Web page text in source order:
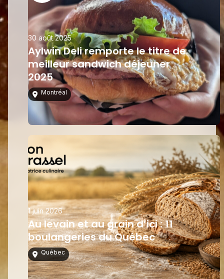
30 août 2025
Aylwin Deli remporte le titre de
meilleur sandwich déjeuner
2025
Montréal
1 juin 2026
Au levain et au grain d’ici : 11
boulangeries du Québec
Québec